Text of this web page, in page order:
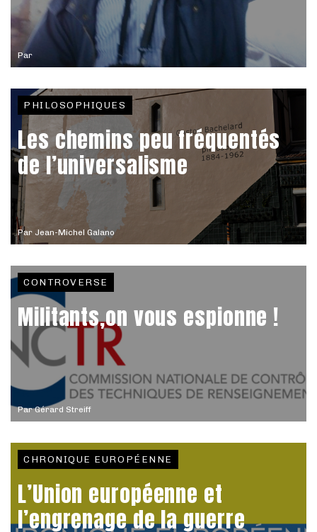
Par
Par Jean-Michel Galano
PHILOSOPHIQUES
Les chemins peu fréquentés
de l’universalisme
ParGérard Streiff
CONTROVERSE
Militants,on vous espionne !
CHRONIQUE EUROPÉENNE
L’Union européenne et
l’engrenage de la guerre